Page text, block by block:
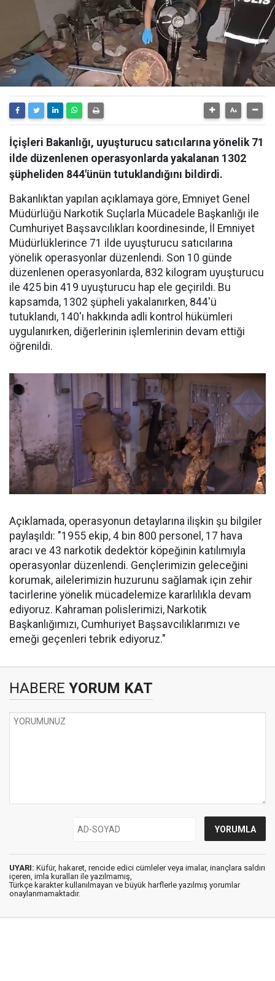
İçişleri Bakanlığı, uyuşturucu satıcılarına yönelik 71
ilde düzenlenen operasyonlarda yakalanan 1302
şüpheliden 844'ünün tutuklandığını bildirdi.
Bakanlıktan yapılan açıklamaya göre, Emniyet Genel
Müdürlüğü Narkotik Suçlarla Mücadele Başkanlığı ile
Cumhuriyet Başsavcılıkları koordinesinde, İl Emniyet
Müdürlüklerince 71 ilde uyuşturucu satıcılarına
yönelik operasyonlar düzenlendi. Son 10 günde
düzenlenen operasyonlarda, 832 kilogram uyuşturucu
ile 425 bin 419 uyuşturucu hap ele geçirildi. Bu
kapsamda, 1302 şüpheli yakalanırken, 844'ü
tutuklandı, 140'ı hakkında adli kontrol hükümleri
uygulanırken, diğerlerinin işlemlerinin devam ettiği
öğrenildi.
Açıklamada, operasyonun detaylarına ilişkin şu bilgiler
paylaşıldı: "1955 ekip, 4 bin 800 personel, 17 hava
aracı ve 43 narkotik dedektör köpeğinin katılımıyla
operasyonlar düzenlendi. Gençlerimizin geleceğini
korumak, ailelerimizin huzurunu sağlamak için zehir
tacirlerine yönelik mücadelemize kararlılıkla devam
ediyoruz. Kahraman polislerimizi, Narkotik
Başkanlığımızı, Cumhuriyet Başsavcılıklarımızı ve
emeği geçenleri tebrik ediyoruz."
HABERE YORUM KAT
UYARI: Küfür, hakaret, rencide edici cümleler veya imalar, inançlara saldırı
içeren, imla kuralları ile yazılmamış,
Türkçe karakter kullanılmayan ve büyük harflerle yazılmış yorumlar
onaylanmamaktadır.